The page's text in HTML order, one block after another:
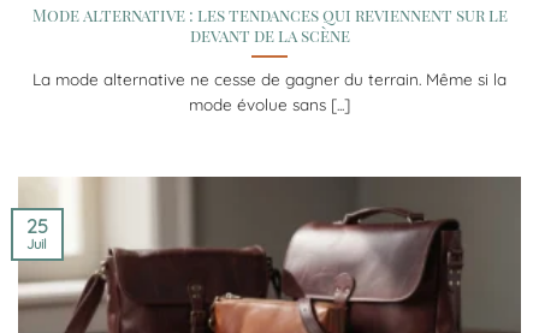
Mode alternative : les tendances qui reviennent sur le
devant de la scène
La mode alternative ne cesse de gagner du terrain. Même si la
mode évolue sans [...]
25
Juil